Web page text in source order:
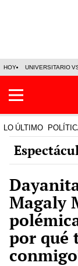
HOY UNIVERSITARIO
LO ÚLTIMO
Magaly
por qué